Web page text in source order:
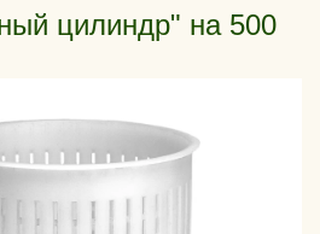
цилиндр" на 500